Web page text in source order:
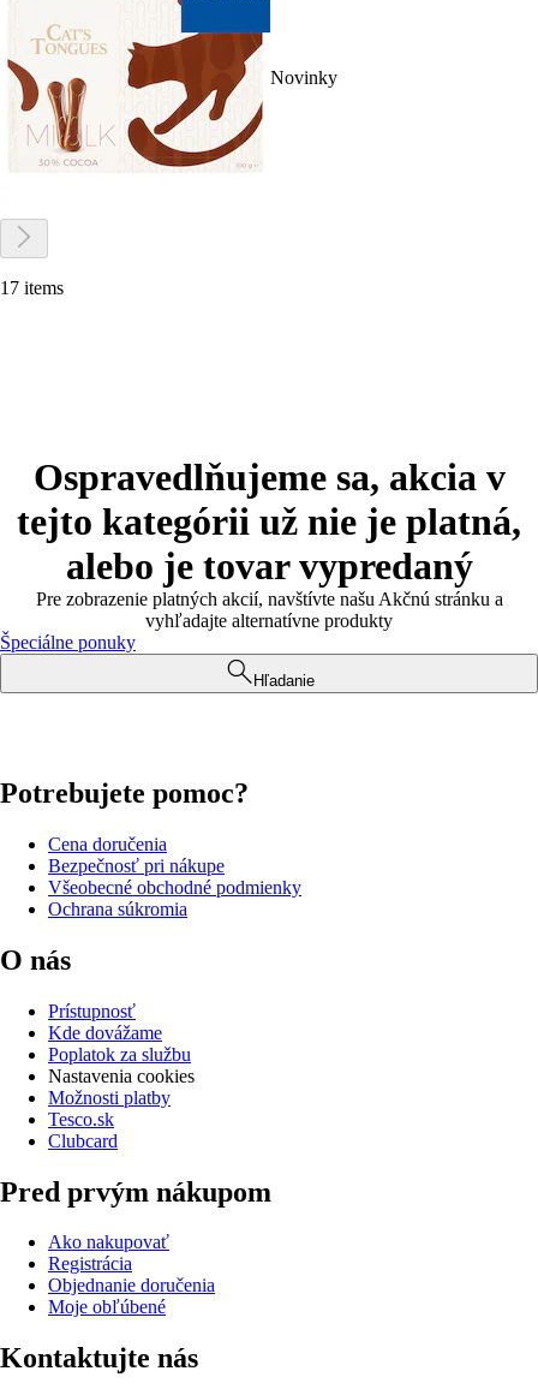
Novinky
17 items
Ospravedlňujeme sa, akcia v
tejto kategórii už nie je platná,
alebo je tovar vypredaný
Pre zobrazenie platných akcií, navštívte našu Akčnú stránku a
vyhľadajte alternatívne produkty
Špeciálne ponuky
Hľadanie
Potrebujete pomoc?
Cena doručenia
Bezpečnosť pri nákupe
Všeobecné obchodné podmienky
Ochrana súkromia
O nás
Prístupnosť
Kde dovážame
Poplatok za službu
Nastavenia cookies
Možnosti platby
Tesco.sk
Clubcard
Pred prvým nákupom
Ako nakupovať
Registrácia
Objednanie doručenia
Moje obľúbené
Kontaktujte nás